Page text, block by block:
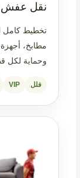
نقل عفش
تخطيط كامل
مطابخ،
وحماية لكل
فلل VIP